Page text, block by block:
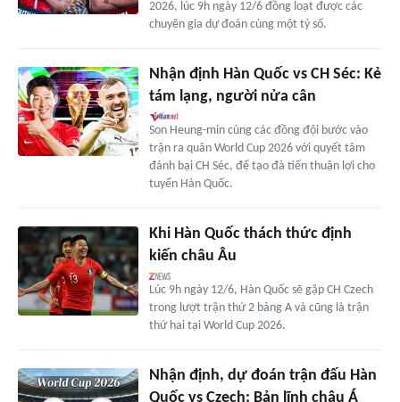
2026, lúc 9h ngày 12/6 đồng loạt được các
chuyên gia dự đoán cùng một tỷ số.
Nhận định Hàn Quốc vs CH Séc: Kẻ
tám lạng, người nửa cân
Son Heung-min cùng các đồng đội bước vào
trận ra quân World Cup 2026 với quyết tâm
đánh bại CH Séc, để tạo đà tiến thuận lợi cho
tuyển Hàn Quốc.
Khi Hàn Quốc thách thức định
kiến châu Âu
Lúc 9h ngày 12/6, Hàn Quốc sẽ gặp CH Czech
trong lượt trận thứ 2 bảng A và cũng là trận
thứ hai tại World Cup 2026.
Nhận định, dự đoán trận đấu Hàn
Quốc vs Czech: Bản lĩnh châu Á